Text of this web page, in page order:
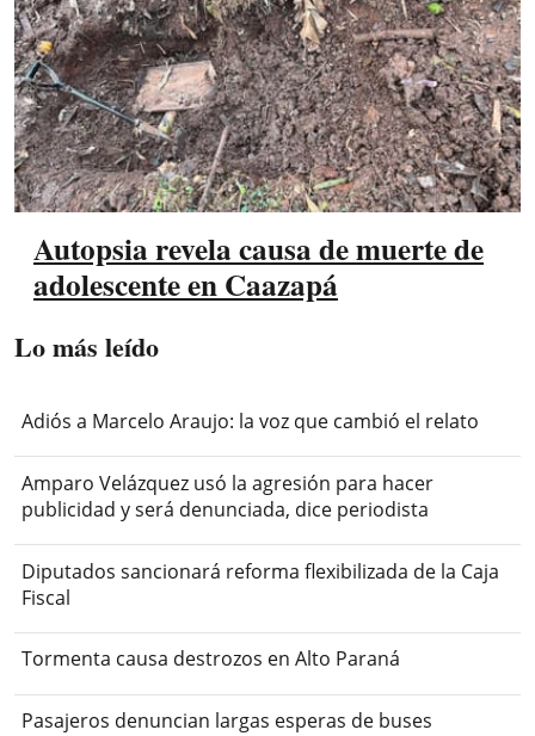
Autopsia revela causa de muerte de
adolescente en Caazapá
Lo más leído
Adiós a Marcelo Araujo: la voz que cambió el relato
Amparo Velázquez usó la agresión para hacer
publicidad y será denunciada, dice periodista
Diputados sancionará reforma flexibilizada de la Caja
Fiscal
Tormenta causa destrozos en Alto Paraná
Pasajeros denuncian largas esperas de buses